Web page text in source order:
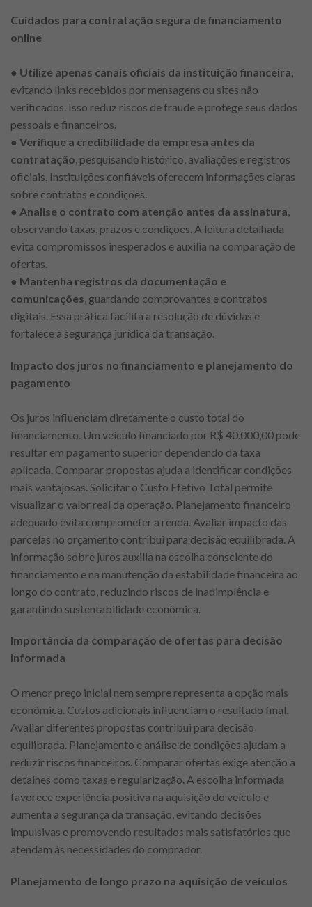
Cuidados para contratação segura de financiamento
online
● Utilize apenas canais oficiais da instituição financeira
evitando links recebidos por mensagens ou sites não
verificados. Isso reduz riscos de fraude e protege seus dados
pessoais e financeiros.
● Verifique a credibilidade da empresa antes da
contratação , pesquisando histórico, avaliações e registros
oficiais. Instituições confiáveis oferecem informações claras
sobre contratos e condições.
● Analise o contrato com atenção antes da assinatura
observando taxas, prazos e condições. A leitura detalhada
evita compromissos inesperados e auxilia na comparação de
ofertas.
● Mantenha registros da documentação e
comunicações , guardando comprovantes e contratos
digitais. Essa prática facilita a resolução de dúvidas e
fortalece a segurança jurídica da transação.
Impacto dos juros no financiamento e planejamento do
pagamento
Os juros influenciam diretamente o custo total do
financiamento. Um veículo financiado por R$ 40.000,00 pode
resultar em pagamento superior dependendo da taxa
aplicada. Comparar propostas ajuda a identificar condições
mais vantajosas. Solicitar o Custo Efetivo Total permite
visualizar o valor real da operação. Planejamento financeiro
adequado evita comprometer a renda. Avaliar impacto das
parcelas no orçamento contribui para decisão equilibrada. A
informação sobre juros auxilia na escolha consciente do
financiamento e na manutenção da estabilidade financeira ao
longo do contrato, reduzindo riscos de inadimplência e
garantindo sustentabilidade econômica.
Importância da comparação de ofertas para decisão
informada
O menor preço inicial nem sempre representa a opção mais
econômica. Custos adicionais influenciam o resultado final.
Avaliar diferentes propostas contribui para decisão
equilibrada. Planejamento e análise de condições ajudam a
reduzir riscos financeiros. Comparar ofertas exige atenção a
detalhes como taxas e regularização. A escolha informada
favorece experiência positiva na aquisição do veículo e
aumenta a segurança da transação, evitando decisões
impulsivas e promovendo resultados mais satisfatórios que
atendam às necessidades do comprador.
Planejamento de longo prazo na aquisição de veículos